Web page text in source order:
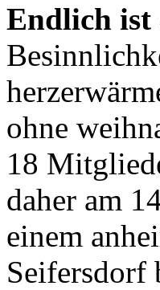
Endlich ist
ohne
18
daher am
einem
Seifersdorf